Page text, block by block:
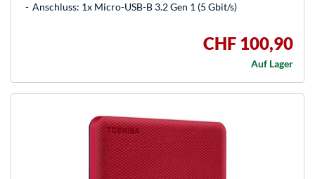
Anschluss: 1x Micro-USB-B 3.2 Gen 1 (5 Gbit/s)
CHF 100,90
Auf Lager